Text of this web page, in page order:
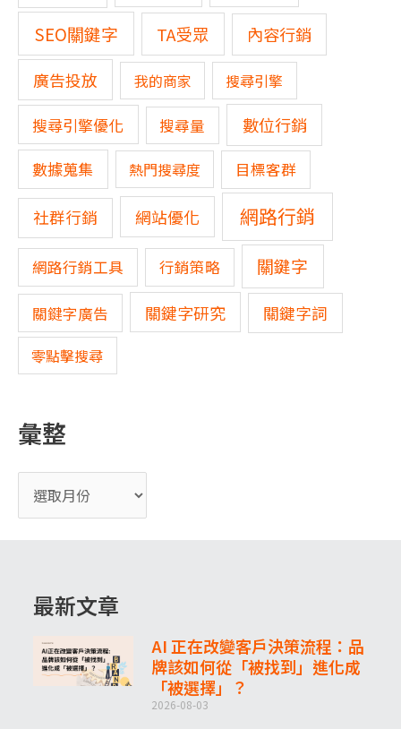
SEO關鍵字 TA受眾
內容行銷
廣告投放
我的商家 搜尋引擎
搜尋引擎優化 搜尋量 數位行銷
數據蒐集 熱門搜尋度 目標客群
社群行銷 網站優化 網路行銷
網路行銷工具 行銷策略 關鍵字
關鍵字廣告 關鍵字研究 關鍵字詞
零點擊搜尋
彙整
最新文章
AI 正在改變客戶決策流程：品
牌該如何從「被找到」進化成
「被選擇」？
2026-08-03